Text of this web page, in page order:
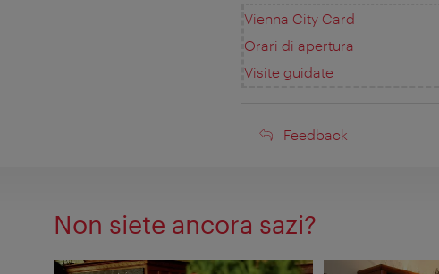
Vienna City Card
Orari di apertura
Visite guidate
Feedback
Feedback
Non siete ancora sazi?